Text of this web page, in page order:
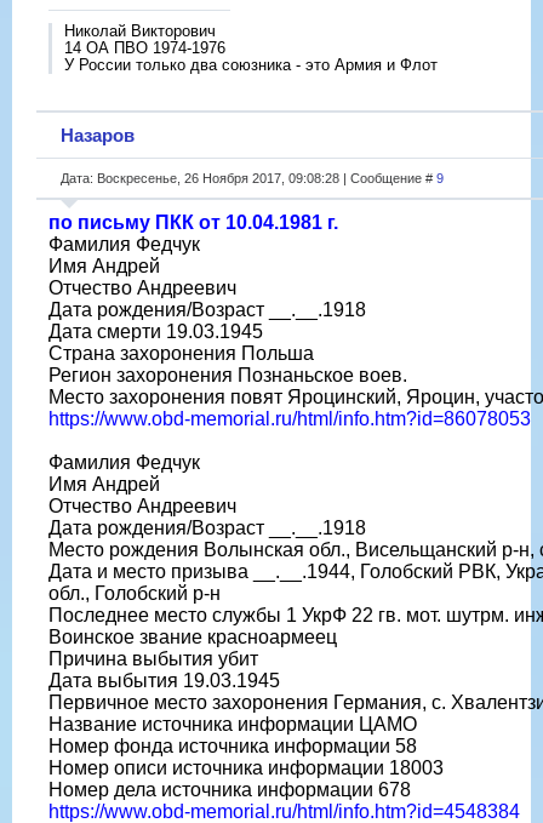
Николай Викторович
14 ОА ПВО 1974-1976
У России только два союзника - это Армия и Флот
Назаров
Дата: Воскресенье, 26 Ноября 2017, 09:08:28 | Сообщение # 9
по письму ПКК от 10.04.1981 г.
Фамилия Федчук
Имя Андрей
Отчество Андреевич
Дата рождения/Возраст __.__.1918
Дата смерти 19.03.1945
Страна захоронения Польша
Регион захоронения Познаньское воев.
Место захоронения повят Яроцинский, Яроцин,
https://www.obd-memorial.ru/html/info.htm?id=86078053
Фамилия Федчук
Имя Андрей
Отчество Андреевич
Дата рождения/Возраст __.__.1918
Место рождения Волынская обл., Висельщанский р-н,
Дата и место призыва __.__.1944, Голобский РВК,
обл., Голобский р-н
Последнее место службы 1 УкрФ 22 гв. мот. шутрм.
Воинское звание красноармеец
Причина выбытия убит
Дата выбытия 19.03.1945
Первичное место захоронения Германия, с.
Название источника информации ЦАМО
Номер фонда источника информации 58
Номер описи источника информации 18003
Номер дела источника информации 678
https://www.obd-memorial.ru/html/info.htm?id=4548384